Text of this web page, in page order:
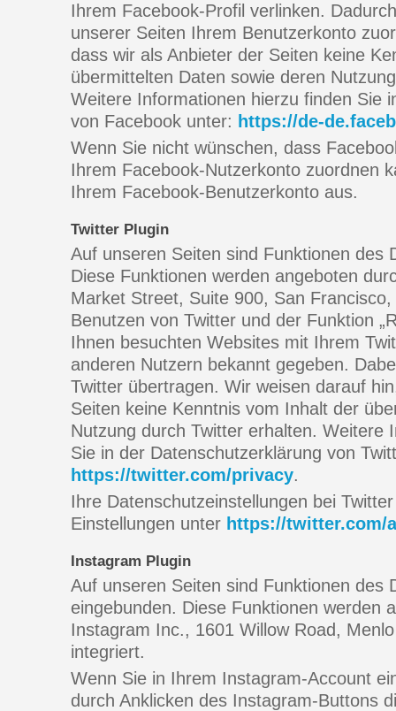
Ihrem Facebook-Profil verlinken.
unserer Seiten Ihrem Benutzerkonto
dass wir als Anbieter der Seiten keine
übermittelten Daten sowie deren
Weitere Informationen hierzu finden Sie
von Facebook unter: https://de-
Wenn Sie nicht wünschen, dass
Ihrem Facebook-Nutzerkonto zuordnen
Ihrem Facebook-Benutzerkonto aus.
Twitter Plugin
Auf unseren Seiten sind Funktionen des
Diese Funktionen werden angeboten
Market Street, Suite 900, San
Benutzen von Twitter und der Funktion
Ihnen besuchten Websites mit Ihrem
anderen Nutzern bekannt gegeben.
Twitter übertragen. Wir weisen darauf
Seiten keine Kenntnis vom Inhalt der
Nutzung durch Twitter erhalten. Weitere
Sie in der Datenschutzerklärung von
https://twitter.com/privacy.
Ihre Datenschutzeinstellungen bei
Einstellungen unter https://twitter.com/
Instagram Plugin
Auf unseren Seiten sind Funktionen des
eingebunden. Diese Funktionen werden
Instagram Inc., 1601 Willow Road,
integriert.
Wenn Sie in Ihrem Instagram-Account
durch Anklicken des Instagram-Buttons